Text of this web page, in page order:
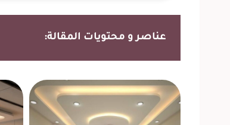
عناصر و محتويات المقالة: